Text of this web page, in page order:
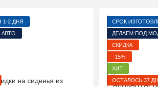
1-2 ДНЯ
СРОК
ДЕЛАЕМ ПОД
СКИДКА
−15%
ХИТ
ОСТАЛОСЬ 37